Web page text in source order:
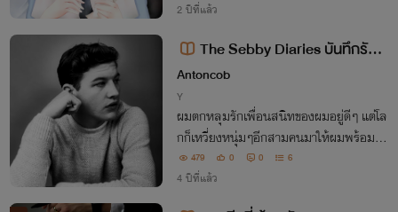
2 ปีที่แล้ว
The Sebby Diaries บันทึกรักข
องเซบาสเตียน
Antoncob
Y
ผมตกหลุมรักเพื่อนสนิทของผมอยู่ดีๆ แต่โล
กก็เหวี่ยงหนุ่มๆอีกสามคนมาให้ผมพร้อมกั
น ผมควรจะเลือกใครดี ผมไม่อยากทำให้พว
กเขาเจ็บหรอกนะ แต่ผมก็ไม่อยากปิดกั้นตัวเ
องเหมือนกัน ใครกันที่จะเป็นคนที่ผมเลือก
479 0 0 6
4 ปีที่แล้ว